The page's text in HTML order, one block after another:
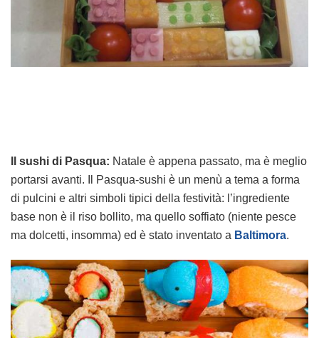
Il sushi di Pasqua: Natale è appena passato, ma è meglio
portarsi avanti. Il Pasqua-sushi è un menù a tema a forma
di pulcini e altri simboli tipici della festività: l’ingrediente
base non è il riso bollito, ma quello soffiato (niente pesce
ma dolcetti, insomma) ed è stato inventato a Baltimora.